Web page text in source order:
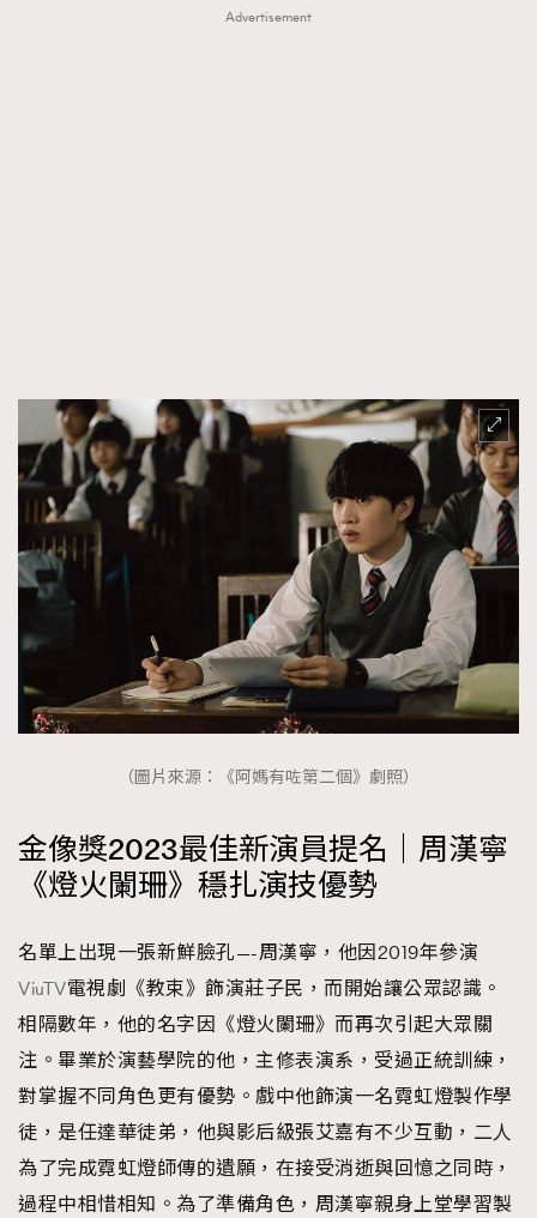
Advertisement
（圖片來源：《阿媽有咗第二個》劇照）
金像獎2023最佳新演員提名｜周漢寧
《燈火闌珊》穩扎演技優勢
名單上出現一張新鮮臉孔—-周漢寧，他因2019年參演
ViuTV電視劇《教束》飾演莊子民，而開始讓公眾認識。
相隔數年，他的名字因《燈火闌珊》而再次引起大眾關
注。畢業於演藝學院的他，主修表演系，受過正統訓練，
對掌握不同角色更有優勢。戲中他飾演一名霓虹燈製作學
徒，是任達華徒弟，他與影后級張艾嘉有不少互動，二人
為了完成霓虹燈師傳的遺願，在接受消逝與回憶之同時，
過程中相惜相知。為了準備角色，周漢寧親身上堂學習製